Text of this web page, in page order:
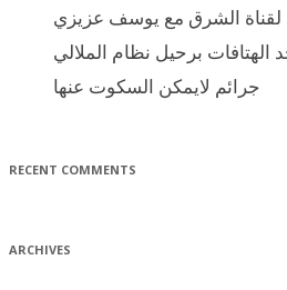
الشرق مع يوسف عزيزي
جرائم لايمكن السكوت عنها
RECENT COMMENTS
ARCHIVES